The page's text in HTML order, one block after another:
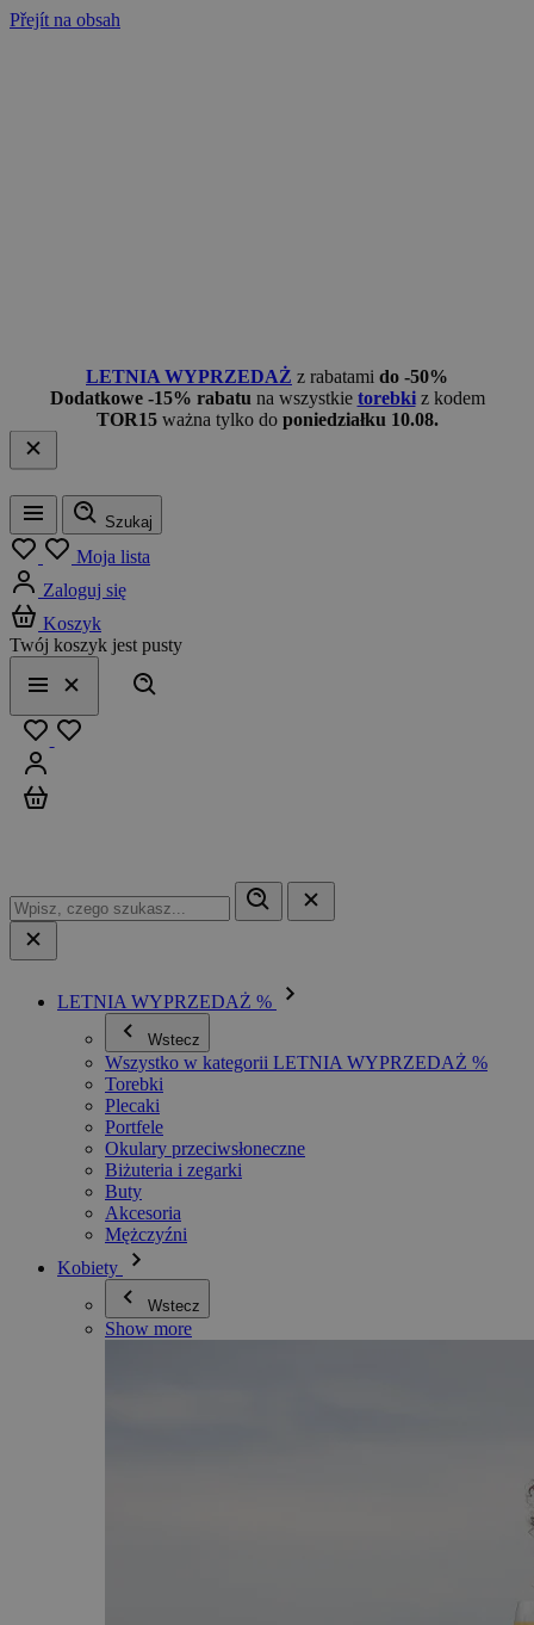
Přejít na obsah
LETNIA WYPRZEDAŻ z rabatami do -50%
Dodatkowe -15% rabatu na wszystkie torebkiz kodem
TOR15 ważna tylko do poniedziałku 10.08.
Menu
Szukaj
Moja lista
Zaloguj się
Koszyk
Twój koszyk jest pusty
Menu
Zamknij
LETNIA WYPRZEDAŻ %
Wstecz
Wszystko w kategorii LETNIA WYPRZEDAŻ %
Torebki
Plecaki
Portfele
Okulary przeciwsłoneczne
Biżuteria i zegarki
Buty
Akcesoria
Mężczyźni
Kobiety
Wstecz
Show more